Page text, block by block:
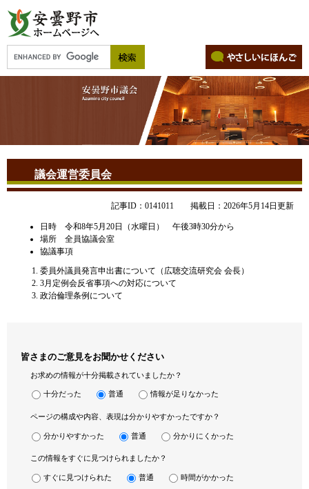
議会運営委員会
記事ID：0141011 掲載日：2026年5月14日更新
日時 令和8年5月20日（水曜日） 午後3時30分から
場所 全員協議会室
協議事項
委員外議員発言申出書について（広聴交流研究会 会長）
3月定例会反省事項への対応について
政治倫理条例について
皆さまのご意見をお聞かせください
お求めの情報が十分掲載されていましたか？
十分だった 普通 情報が足りなかった
ページの構成や内容、表現は分かりやすかったですか？
分かりやすかった 普通 分かりにくかった
この情報をすぐに見つけられましたか？
すぐに見つけられた 普通 時間がかかった